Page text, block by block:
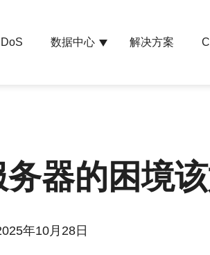
数据中心 解决方案
器的困境
年10月28日